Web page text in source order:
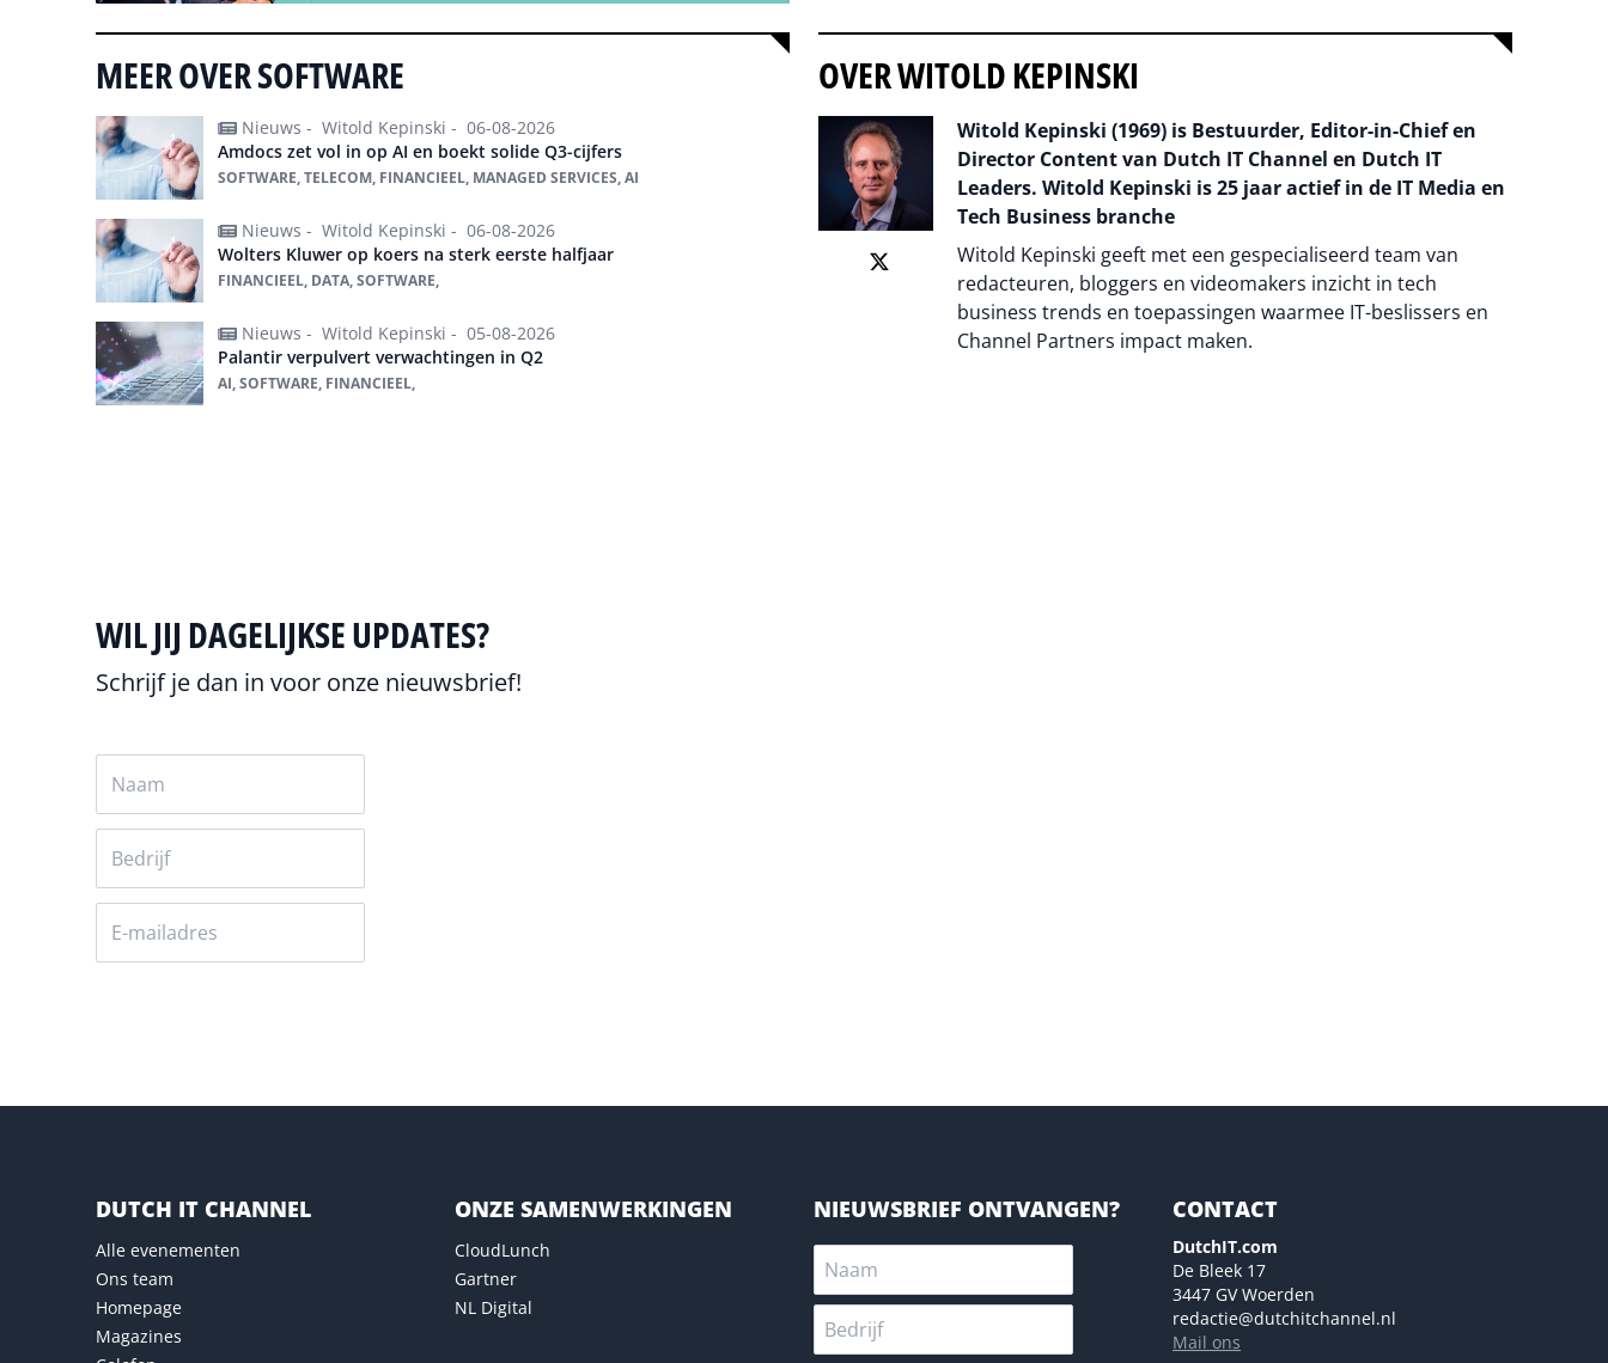
MEER OVER SOFTWARE
Nieuws - Witold Kepinski - 06-08-2026
Amdocs zet vol in op AI en boekt solide Q3-cijfers
SOFTWARE, TELECOM, FINANCIEEL, MANAGED SERVICES, AI
Nieuws - Witold Kepinski - 06-08-2026
Wolters Kluwer op koers na sterk eerste halfjaar
FINANCIEEL, DATA, SOFTWARE,
Nieuws - Witold Kepinski - 05-08-2026
Palantir verpulvert verwachtingen in Q2
AI, SOFTWARE, FINANCIEEL,
OVER WITOLD KEPINSKI
Witold Kepinski (1969) is Bestuurder, Editor-in-Chief en
Director Content van Dutch IT Channel en Dutch IT
Leaders. Witold Kepinski is 25 jaar actief in de IT Media en
Tech Business branche
Witold Kepinski geeft met een gespecialiseerd team van
redacteuren, bloggers en videomakers inzicht in tech
business trends en toepassingen waarmee IT-beslissers en
Channel Partners impact maken.
WIL JIJ DAGELIJKSE UPDATES?
Schrijf je dan in voor onze nieuwsbrief!
DUTCH IT CHANNEL
Alle evenementen
Ons team
Homepage
Magazines
ONZE SAMENWERKINGEN
CloudLunch
Gartner
NL Digital
NIEUWSBRIEF ONTVANGEN? CONTACT
DutchIT.com
De Bleek 17
3447 GV Woerden
redactie@dutchitchannel.nl
Mail ons